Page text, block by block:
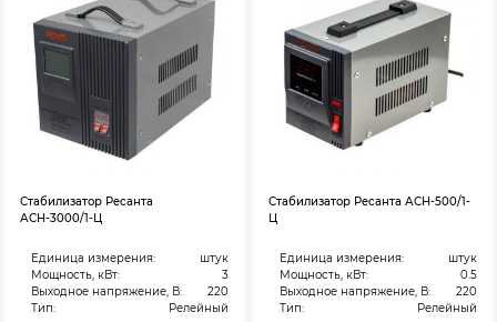
Стабилизатор Ресанта
АСН-3000/1-Ц
Единица измерения:
штук
Мощность, кВт:
3
Выходное напряжение, В:
220
Тип:
Релейный
Стабилизатор Ресанта АСН-500/1-
Ц
Единица измерения:
штук
Мощность, кВт:
0.5
Выходное напряжение, В:
220
Тип:
Релейный